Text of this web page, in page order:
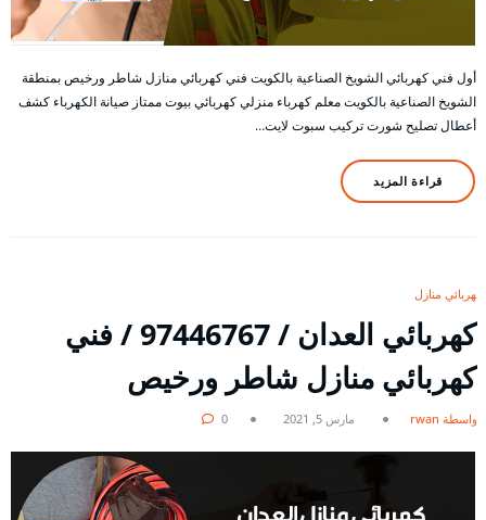
أول فني كهربائي الشويخ الصناعية بالكويت فني كهربائي منازل شاطر ورخيص بمنطقة
الشويخ الصناعية بالكويت معلم كهرباء منزلي كهربائي بيوت ممتاز صيانة الكهرباء كشف
أعطال تصليح شورت تركيب سبوت لايت…
قراءة المزيد
كهربائي منازل
كهربائي العدان / 97446767 / فني
كهربائي منازل شاطر ورخيص
بواسطة rwan مارس 5, 2021 0